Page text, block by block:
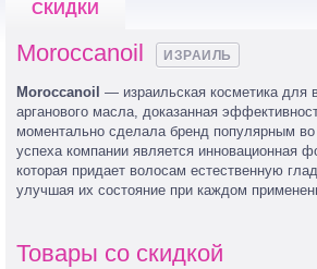
СКИДКИ
Moroccanoil ИЗРАИЛЬ
Moroccanoil — израильская косметика для
арганового масла, доказанная
моментально сделала бренд популярным
успеха компании является инновационная
которая придает волосам естественную
улучшая их состояние при каждом
Товары со скидкой